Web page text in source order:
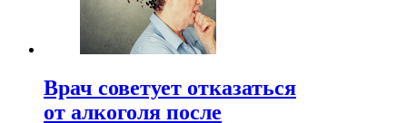
Врач советует отказаться
от алкоголя после